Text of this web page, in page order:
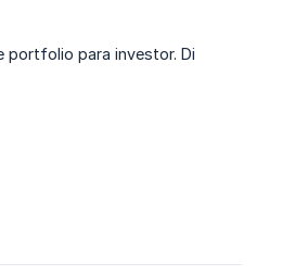
portfolio para investor. Di